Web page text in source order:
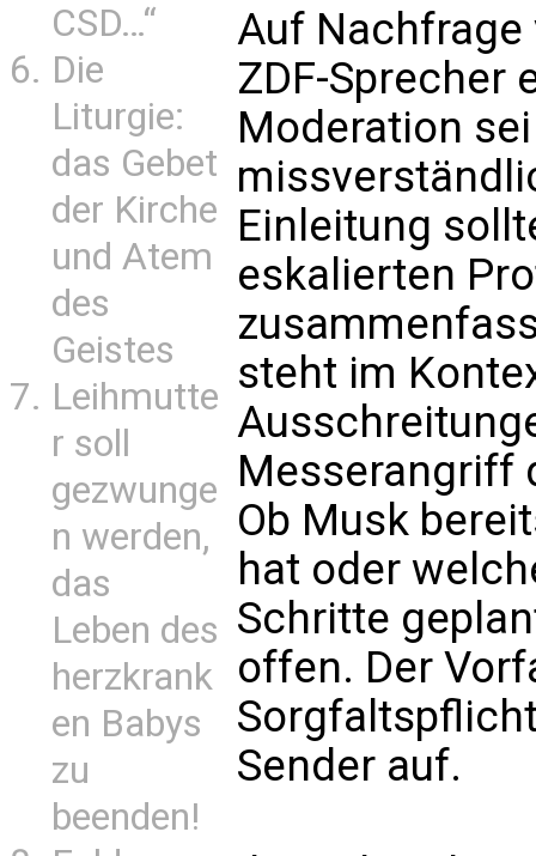
CSD…“
Die
Liturgie:
das Gebet
der Kirche
und Atem
des
Geistes
Leihmutte
r soll
gezwunge
n werden,
das
Leben des
herzkrank
en Babys
zu
beenden!
Auf Nachfrage
ZDF-Sprecher
Moderation
Einleitung
eskalierten
steht im
Messerangriff
Ob Musk
hat oder
Schritte
offen. Der
Sender auf.